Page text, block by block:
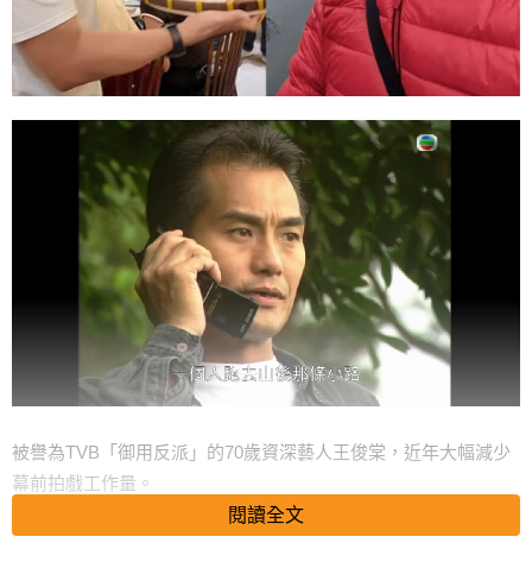
被譽為TVB「御用反派」的70歲資深藝人王俊棠，近年大幅減少
幕前拍戲工作量。
早前他罕見缺席常年參與的沙田龍舟賽事，一度引發外界揣測，
閱讀全文